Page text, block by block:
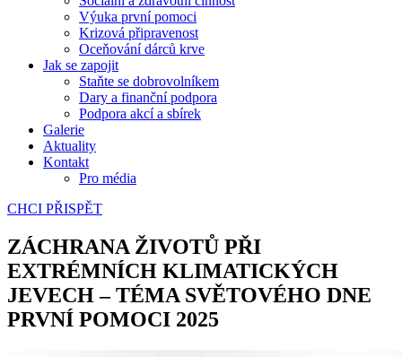
Výuka první pomoci
Krizová připravenost
Oceňování dárců krve
Jak se zapojit
Staňte se dobrovolníkem
Dary a finanční podpora
Podpora akcí a sbírek
Galerie
Aktuality
Kontakt
Pro média
CHCI PŘISPĚT
ZÁCHRANA ŽIVOTŮ PŘI
EXTRÉMNÍCH KLIMATICKÝCH
JEVECH – TÉMA SVĚTOVÉHO DNE
PRVNÍ POMOCI 2025